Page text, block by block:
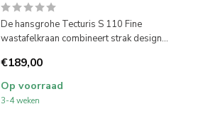
De hansgrohe Tecturis S 110 Fine
wastafelkraan combineert strak design...
€189,00
Op voorraad
3-4 weken